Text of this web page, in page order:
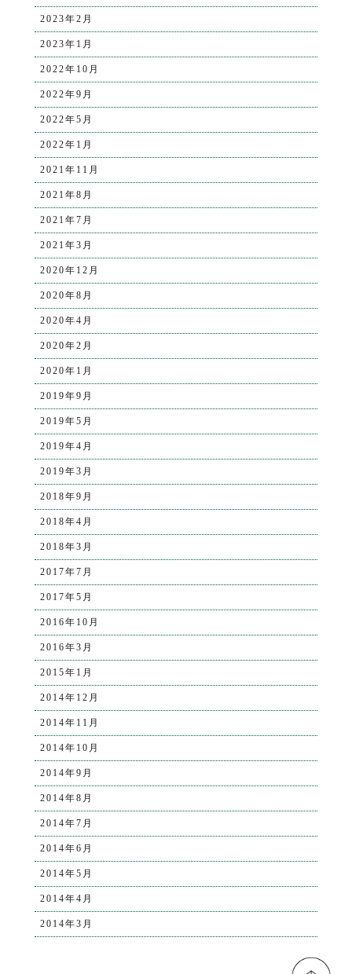
2023年2月
2023年1月
2022年10月
2022年9月
2022年5月
2022年1月
2021年11月
2021年8月
2021年7月
2021年3月
2020年12月
2020年8月
2020年4月
2020年2月
2020年1月
2019年9月
2019年5月
2019年4月
2019年3月
2018年9月
2018年4月
2018年3月
2017年7月
2017年5月
2016年10月
2016年3月
2015年1月
2014年12月
2014年11月
2014年10月
2014年9月
2014年8月
2014年7月
2014年6月
2014年5月
2014年4月
2014年3月